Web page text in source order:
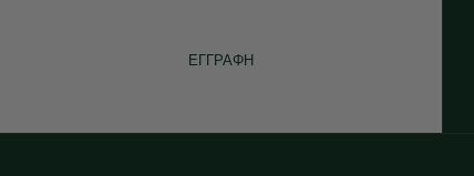
ΕΓΓΡΑΦΗ